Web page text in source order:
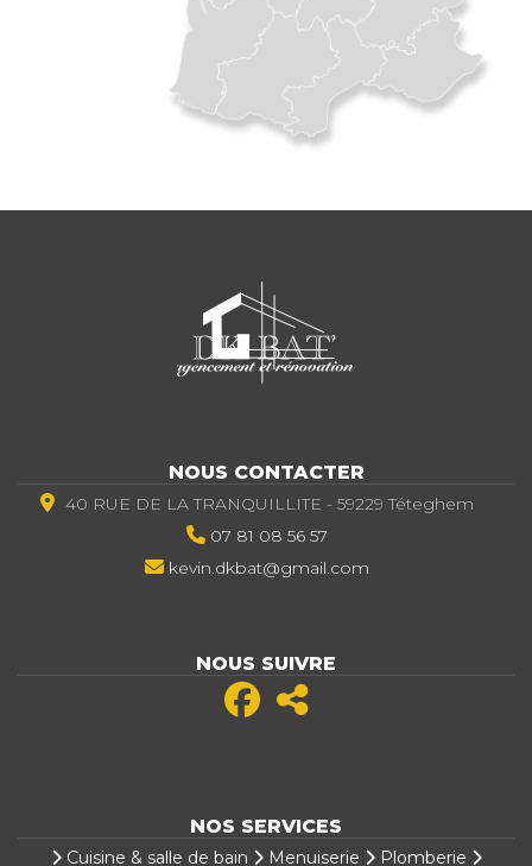
NOUS CONTACTER
40 RUE DE LA TRANQUILLITE - 59229 Téteghem
07 81 08 56 57
kevin.dkbat@gmail.com
NOUS SUIVRE
NOS SERVICES
Cuisine & salle de bain Menuiserie Plomberie